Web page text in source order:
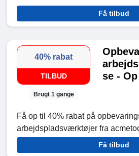
Få tilbud
40% rabat
TILBUD
Brugt 1 gange
se -
Få op til 40% rabat på
arbejdspladsværktøjer fra
Få tilbud